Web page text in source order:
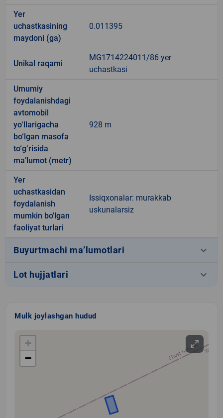
Yer
uchastkasining
maydoni (ga)
0.011395
Unikal raqami
MG1714224011/86 yer
uchastkasi
Umumiy
foydalanishdagi
avtomobil
yo‘llarigacha
bo‘lgan masofa
to‘g‘risida
ma’lumot (metr)
928 m
Yer
uchastkasidan
foydalanish
mumkin bo'lgan
faoliyat turlari
Issiqxonalar: murakkab
uskunalarsiz
Buyurtmachi ma’lumotlari keyboard_arrow_down
Lot hujjatlari keyboard_arrow_down
Mulk joylashgan hudud
+
−